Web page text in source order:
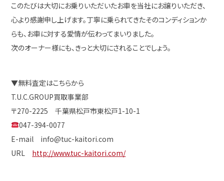
このたびは大切にお乗りいただいたお車を当社にお譲りいただき、
心より感謝申し上げます。丁寧に乗られてきたそのコンディションか
らも、お車に対する愛情が伝わってまいりました。
次のオーナー様にも、きっと大切にされることでしょう。
▼無料査定はこちらから
T.U.C.GROUP買取事業部
〒270-2225 千葉県松戸市東松戸1-10-1
047-394-0077
E-mail info@tuc-kaitori.com
URL http://www.tuc-kaitori.com/